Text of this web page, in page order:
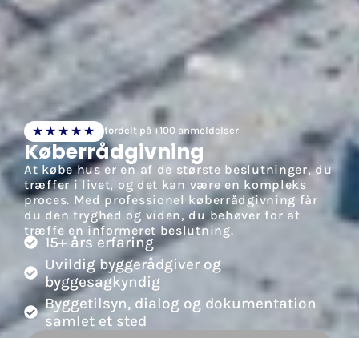
★★★★★ fordelt på +100 anmeldelser
Køberrådgivning
At købe hus er en af de største beslutninger, du
træffer i livet, og det kan være en kompleks
proces. Med professionel køberrådgivning får
du den tryghed og viden, du behøver for at
træffe en informeret beslutning.
15+ års erfaring
Uvildig byggerådgiver og
byggesagkyndig
Byggetilsyn, dialog og dokumentation
samlet et sted